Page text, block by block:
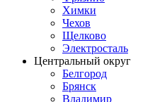
Химки
Чехов
Щелково
Электросталь
Центральный округ
Белгород
Брянск
Владимир